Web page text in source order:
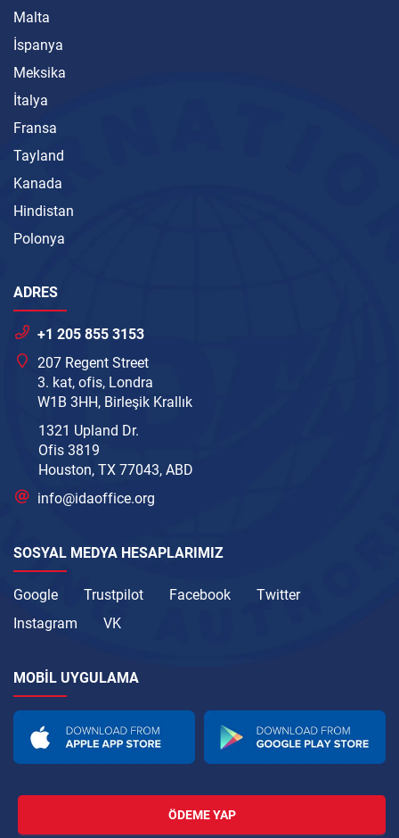
Malta
İspanya
Meksika
İtalya
Fransa
Tayland
Kanada
Hindistan
Polonya
ADRES
+1 205 855 3153
207 Regent Street
3. kat, ofis, Londra
W1B 3HH, Birleşik Krallık
1321 Upland Dr.
Ofis 3819
Houston, TX 77043, ABD
info@idaoffice.org
SOSYAL MEDYA HESAPLARIMIZ
Google Trustpilot Facebook
Twitter
Instagram
VK
MOBIL UYGULAMA
ÖDEME YAP